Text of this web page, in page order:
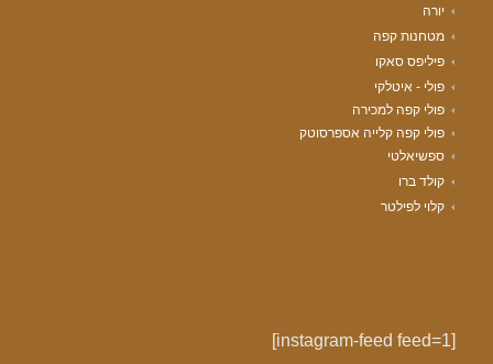
יורה
מטחנות קפה
פיליפס סאקו
פולי - איטלקי
פולי קפה למכירה
פולי קפה קלייה אספרסוטק
ספשיאלטי
קולד ברו
קלוי לפילטר
[instagram-feed feed=1]